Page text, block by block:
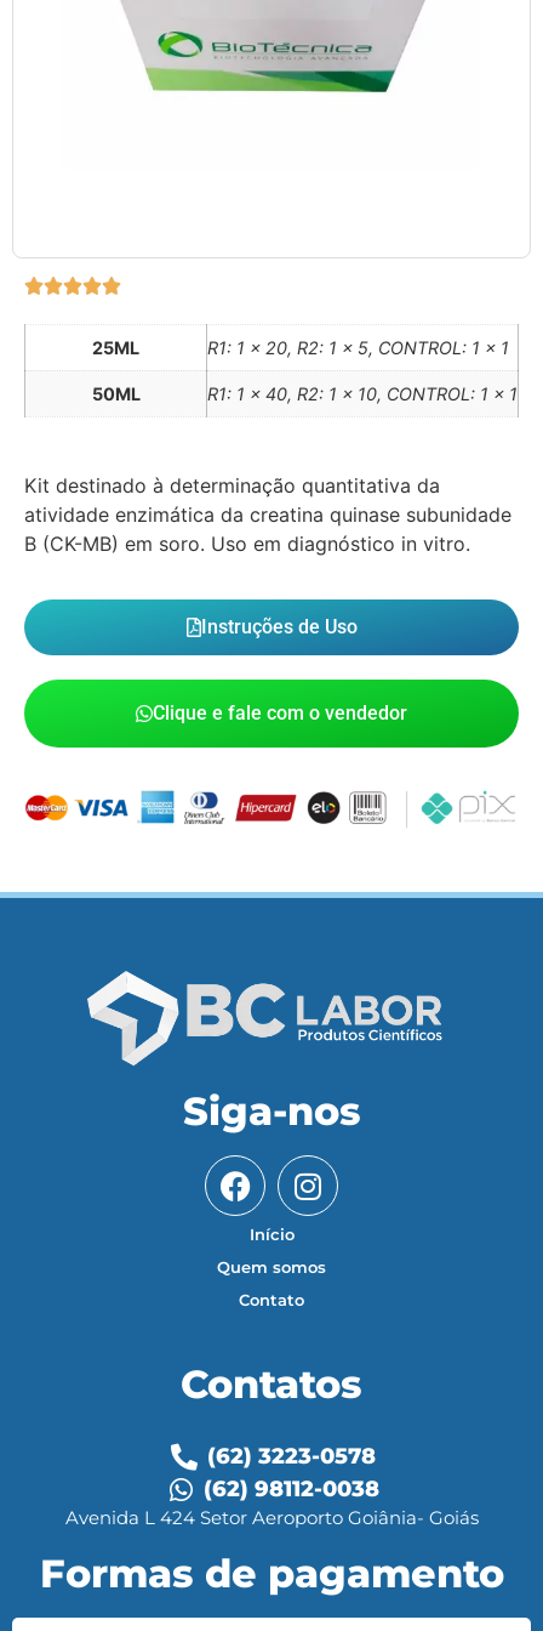
25ML R1: 1 x 20, R2: 1 x 5, CONTROL: 1 x 1
50ML R1: 1 x 40, R2: 1 x 10, CONTROL: 1 x 1
Kit destinado à determinação quantitativa da
atividade enzimática da creatina quinase subunidade
B (CK-MB) em soro. Uso em diagnóstico in vitro.
Instruções de Uso
Clique e fale com o vendedor
Siga-nos
Início
Quem somos
Contato
Contatos
(62) 3223-0578
(62) 98112-0038
Avenida L 424 Setor Aeroporto Goiânia- Goiás
Formas de pagamento